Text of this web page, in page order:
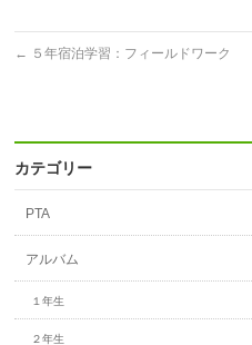
← ５年宿泊学習：フィールドワーク
カテゴリー
PTA
アルバム
１年生
２年生